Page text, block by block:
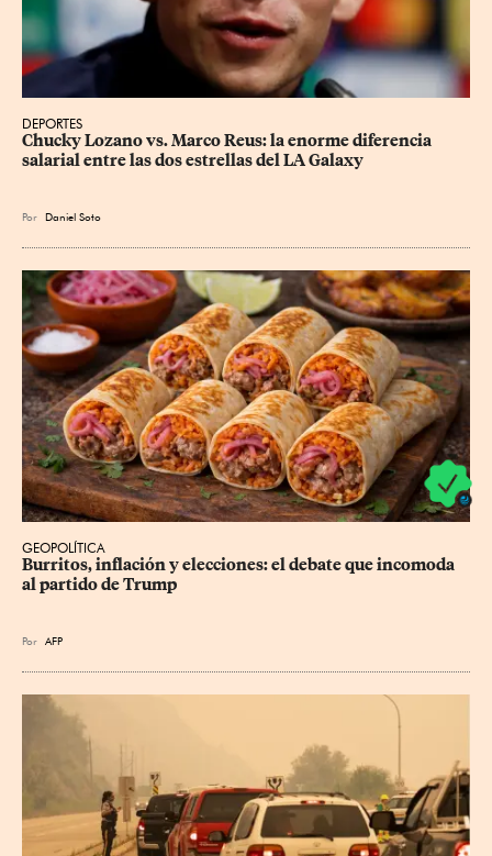
DEPORTES
Chucky Lozano vs. Marco Reus: la enorme diferencia
salarial entre las dos estrellas del LA Galaxy
Por Daniel Soto
GEOPOLÍTICA
Burritos, inflación y elecciones: el debate que incomoda
al partido de Trump
Por AFP